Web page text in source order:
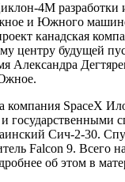
4М разработки
и Южного
канадская
центру будущей
Александра
компания SpaceX
государственными
Сич-2-30.
Falcon 9. Всего
об этом в